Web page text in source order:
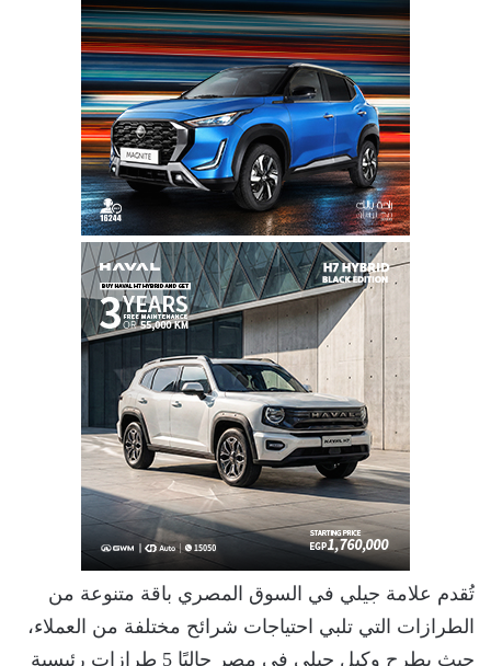
تُقدم علامة جيلي في السوق المصري باقة متنوعة من
الطرازات التي تلبي احتياجات شرائح مختلفة من العملاء،
حيث يطرح وكيل جيلي في مصر حاليًا 5 طرازات رئيسية